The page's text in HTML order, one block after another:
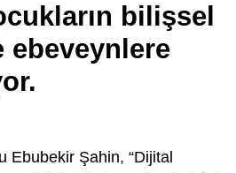
bilişsel
Ebubekir Şahin, “Dijital